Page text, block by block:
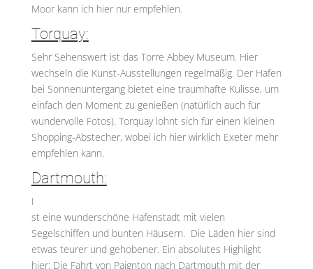
Moor kann ich hier nur empfehlen.
Torquay:
Sehr Sehenswert ist das Torre Abbey Museum. Hier
wechseln die Kunst-Ausstellungen regelmäßig. Der Hafen
bei Sonnenuntergang bietet eine traumhafte Kulisse, um
einfach den Moment zu genießen (natürlich auch für
wundervolle Fotos). Torquay lohnt sich für einen kleinen
Shopping-Abstecher, wobei ich hier wirklich Exeter mehr
empfehlen kann.
Dartmouth:
I
st eine wunderschöne Hafenstadt mit vielen
Segelschiffen und bunten Häusern. Die Läden hier sind
etwas teurer und gehobener. Ein absolutes Highlight
hier: Die Fahrt von Paignton nach Dartmouth mit der